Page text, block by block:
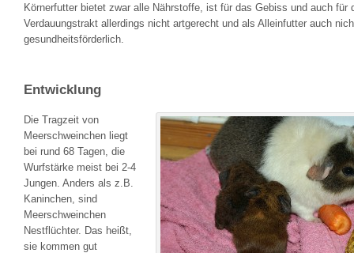
Körnerfutter bietet zwar alle Nährstoffe, ist für das Gebiss und auch für
Verdauungstrakt allerdings nicht artgerecht und als Alleinfutter auch
gesundheitsförderlich.
Entwicklung
Die Tragzeit von
Meerschweinchen liegt
bei rund 68 Tagen, die
Wurfstärke meist bei 2-4
Jungen. Anders als z.B.
Kaninchen, sind
Meerschweinchen
Nestflüchter. Das heißt,
sie kommen gut